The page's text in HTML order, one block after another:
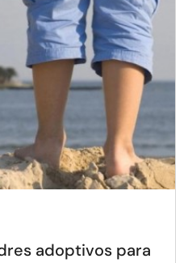
adoptivos para